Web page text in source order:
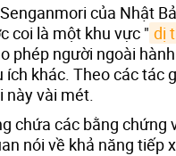
của Nhật
coi là một khu vực " dị
phép người ngoài
khác. Theo các tác
vài mét.
chứa các bằng chứng
nói về khả năng tiếp